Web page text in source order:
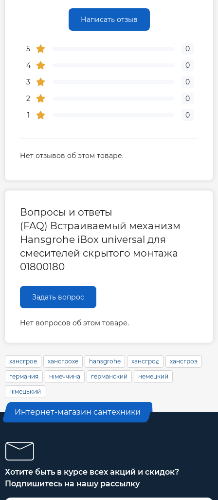
Написать отзыв
5
0
4
0
3
0
2
0
1
0
Нет отзывов об этом товаре.
Вопросы и ответы
(FAQ) Встраиваемый механизм
Hansgrohe iBox universal для
смесителей скрытого монтажа
01800180
Задать вопрос
Нет вопросов об этом товаре.
хансгрое хансгрохе hansgrohe хансгроє хансгроэ
германия німеччина германский немецкий
німецький
Интернет-магазин сантехники
Хотите быть в курсе всех акций и скидок?
Подпишитесь на нашу рассылку